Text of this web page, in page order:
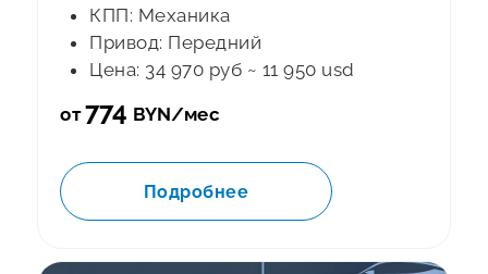
КПП: Механика
Привод: Передний
Цена: 34 970 руб ~ 11 950 usd
от774 BYN/мес
Подробнее